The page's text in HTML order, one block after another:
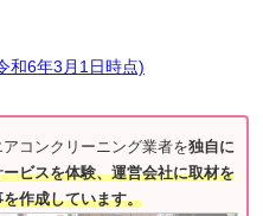
和6年3月1日時点)
コンクリーニング業者を独自に
ビスを体験、運営会社に取材を
作成しています。